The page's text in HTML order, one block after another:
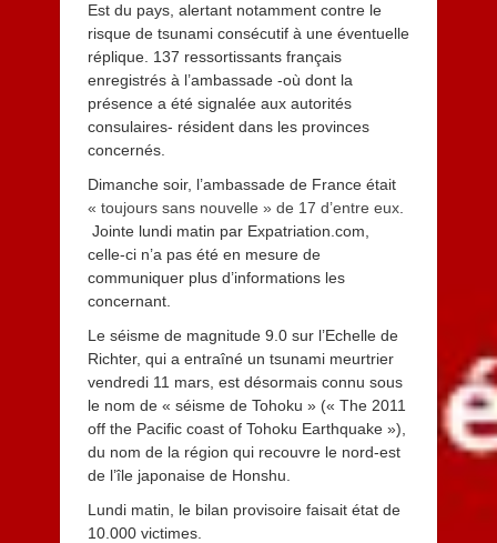
Est du pays, alertant notamment contre le
risque de tsunami consécutif à une éventuelle
réplique. 137 ressortissants français
enregistrés à l’ambassade -où dont la
présence a été signalée aux autorités
consulaires- résident dans les provinces
concernés.
Dimanche soir, l’ambassade de France était
« toujours sans nouvelle » de 17 d’entre eux.
Jointe lundi matin par Expatriation.com,
celle-ci n’a pas été en mesure de
communiquer plus d’informations les
concernant.
Le séisme de magnitude 9.0 sur l’Echelle de
Richter, qui a entraîné un tsunami meurtrier
vendredi 11 mars, est désormais connu sous
le nom de « séisme de Tohoku » (« The 2011
off the Pacific coast of Tohoku Earthquake »),
du nom de la région qui recouvre le nord-est
de l’île japonaise de Honshu.
Lundi matin, le bilan provisoire faisait état de
10.000 victimes.